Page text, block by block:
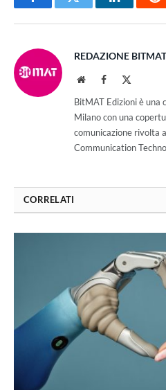
FacebookTwitter LinkedIn
REDAZIONE BITMAT
WebsiteFacebook
BitMAT Edizioni è una
Milano con una
comunicazione rivolta
Communication
CORRELATI